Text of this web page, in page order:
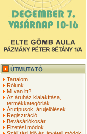
Tartalom
Rólunk
Mi van itt?
Az áruház kialakítása,
termékkategóriák
Árutípusok, árujelölések
Regisztráció
Bevásárlókosár
Fizetési módok